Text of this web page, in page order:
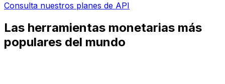
Consulta nuestros planes de API
Las herramientas monetarias más
populares del mundo